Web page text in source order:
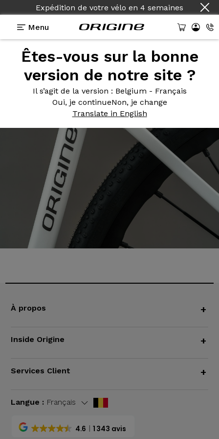
Expédition de votre vélo en 4 semaines
Menu
Êtes-vous sur la bonne
version de notre site ?
Il s’agit de la version : Belgium - Français
Oui, je continueNon, je change
Translate in English
Photos> Blanc Cristal
BlancCristal
À propos +
Inside Origine +
Services Client +
Langue : Français
4.6 1 343 avis